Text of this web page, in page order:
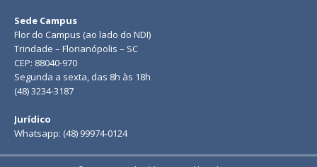
Sede Campus
Flor do Campus (ao lado do NDI)
Trindade – Florianópolis – SC
CEP: 88040-970
Segunda a sexta, das 8h às 18h
(48) 3234-3187
Jurídico
Whatsapp: (48) 99974-0124